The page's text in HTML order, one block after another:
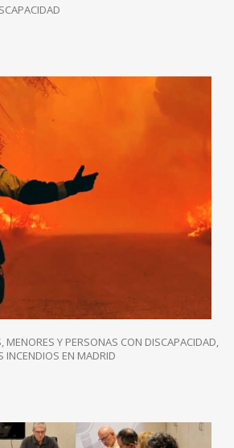
MENORES Y PERSONAS CON DISCAPACIDAD,
INCENDIOS EN MADRID